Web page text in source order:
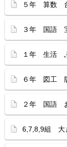
５年 算数
３年 国語
１年 生活
６年 図工
２年 国語
6,7,8,9組 大